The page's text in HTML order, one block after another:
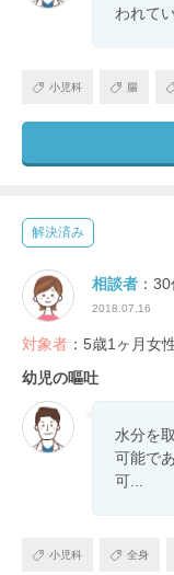
われて
小児科 腸
解決済み
相談者 ：
2018.07.16
対象者 ：5歳1ヶ月女
幼児の嘔吐
水分を
可能で
可...
小児科 全身